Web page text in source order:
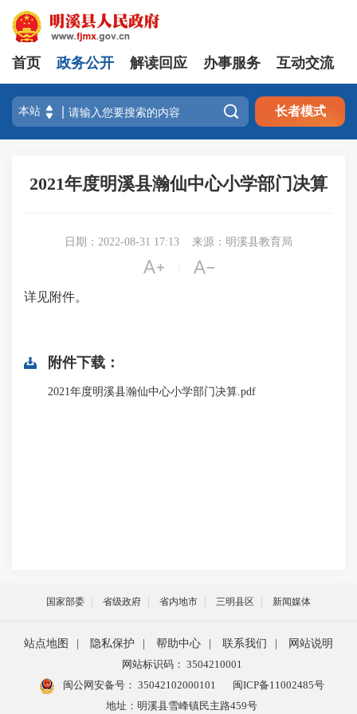
首页 政务公开 解读回应 办事服务 互动交流
 长者模式
2021年度明溪县瀚仙中心小学部门决算
日期：2022-08-31 17:13 来源：明溪县教育局
 
详见附件。
附件下载：
2021年度明溪县瀚仙中心小学部门决算.pdf
国家部委 省级政府 省内地市 三明县区 新闻媒体
站点地图 隐私保护 帮助中心 联系我们
网站说明
网站标识码： 3504210001
闽公网安备号： 35042102000101
闽ICP备11002485号
地址：明溪县雪峰镇民主路459号